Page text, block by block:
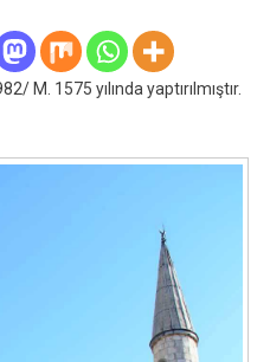
M. 1575 yılında yaptırılmıştır.